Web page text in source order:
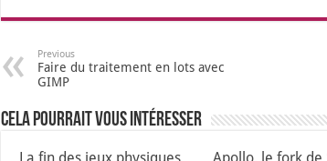
Previous
Faire du traitement en lots avec
GIMP
Cela pourrait vous intéresser